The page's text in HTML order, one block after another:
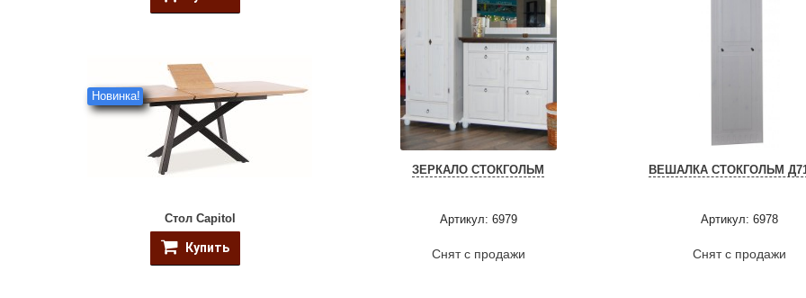
Новинка!
Стол Capitol
Купить
ЗЕРКАЛО СТОКГОЛЬМ
Артикул: 6979
Снят с продажи
ВЕШАЛКА СТОКГОЛЬМ
Артикул: 6978
Снят с продажи